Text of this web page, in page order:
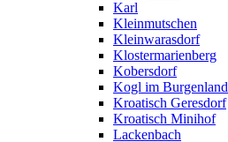
Karl
Kleinmutschen
Kleinwarasdorf
Klostermarienberg
Kobersdorf
Kogl im Burgenland
Kroatisch Geresdorf
Kroatisch Minihof
Lackenbach